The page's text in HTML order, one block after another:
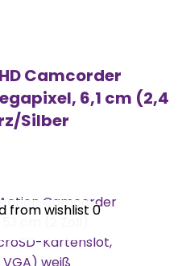
Camcorder
6,1 cm (2,4
Silber
from wishlist 0
from wishlist 0